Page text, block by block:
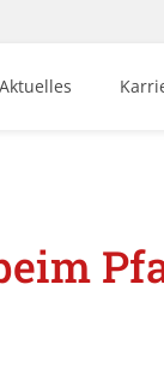
Aktuelles